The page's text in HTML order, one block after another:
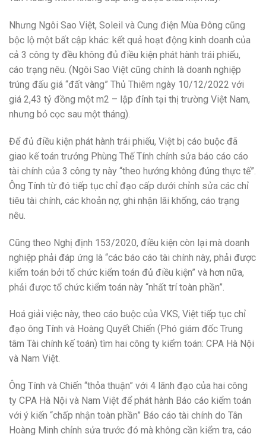
Nhưng Ngôi Sao Việt, Soleil và Cung điện Mùa Đông cũng
bộc lộ một bất cập khác: kết quả hoạt động kinh doanh của
cả 3 công ty đều không đủ điều kiện phát hành trái phiếu,
cáo trạng nêu. (Ngôi Sao Việt cũng chính là doanh nghiệp
trúng đấu giá “đất vàng” Thủ Thiêm ngày 10/12/2022 với
giá 2,43 tỷ đồng một m2 – lập đỉnh tại thị trường Việt Nam,
nhưng bỏ cọc sau một tháng).
Để đủ điều kiện phát hành trái phiếu, Việt bị cáo buộc đã
giao kế toán trưởng Phùng Thế Tính chỉnh sửa báo cáo cáo
tài chính của 3 công ty này “theo hướng không đúng thực tế”.
Ông Tính từ đó tiếp tục chỉ đạo cấp dưới chỉnh sửa các chỉ
tiêu tài chính, các khoản nợ, ghi nhận lãi khống, cáo trạng
nêu.
Cũng theo Nghị định 153/2020, điều kiện còn lại mà doanh
nghiệp phải đáp ứng là “các báo cáo tài chính này, phải được
kiểm toán bởi tổ chức kiểm toán đủ điều kiện” và hơn nữa,
phải được tổ chức kiểm toán này “nhất trí toàn phần”.
Hoá giải việc này, theo cáo buộc của VKS, Việt tiếp tục chỉ
đạo ông Tính và Hoàng Quyết Chiến (Phó giám đốc Trung
tâm Tài chính kế toán) tìm hai công ty kiểm toán: CPA Hà Nội
và Nam Việt.
Ông Tính và Chiến “thỏa thuận” với 4 lãnh đạo của hai công
ty CPA Hà Nội và Nam Việt để phát hành Báo cáo kiểm toán
với ý kiến “chấp nhận toàn phần” Báo cáo tài chính do Tân
Hoàng Minh chỉnh sửa trước đó mà không cần kiểm tra, cáo